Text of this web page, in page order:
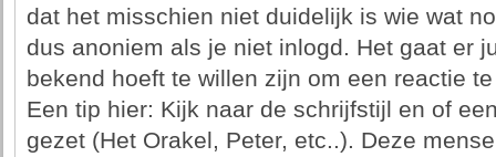
dat het misschien niet duidelijk is wie wat
dus anoniem als je niet inlogd. Het gaat er
bekend hoeft te willen zijn om een reactie
Een tip hier: Kijk naar de schrijfstijl en of
gezet (Het Orakel, Peter, etc..). Deze